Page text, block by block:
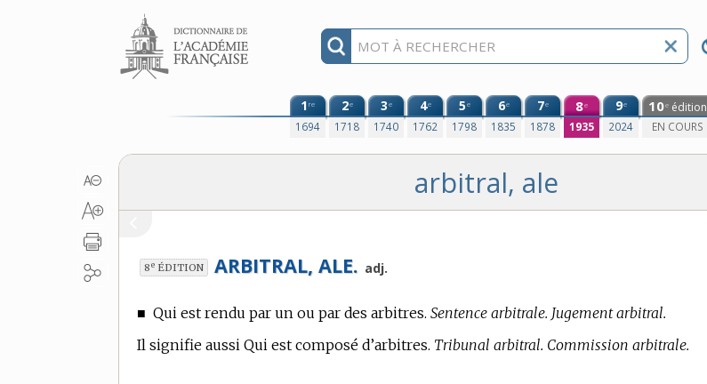
Aller au contenu
1re
1694
2e
1718
3e
1740
4e
1762
5e
1798
6e
1835
7e
1878
8e
1935
9e
2024
10e édition
EN COURS
arbitral, ale
8e ÉDITION ARBITRAL, ALE. adj.
■ Qui est rendu par un ou par des arbitres. Sentence arbitrale. Jugement arbitral.
Il signifie aussi Qui est composé d’arbitres. Tribunal arbitral. Commission arbitrale.